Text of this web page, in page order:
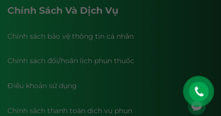
Chính Sách Và Dịch Vụ
Chính sách bảo vệ thông tin cá nhân
Chính sách đổi/hoãn lịch phun thuốc
Điều khoản sử dụng
Chính sách thanh toán dịch vụ phun